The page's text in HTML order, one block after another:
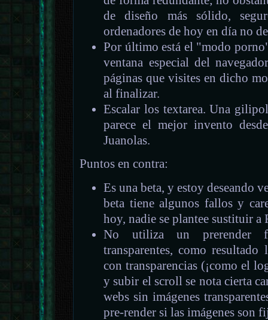
de diseño más sólido,
ordenadores de hoy en día no
Por último está el "modo
ventana especial del
páginas que visites en dicho
al finalizar.
Escalar los textarea. Una
parece el mejor invento
Juanolas.
Puntos en contra:
Es una beta, y estoy deseando
beta tiene algunos fallos y
hoy, nadie se plantee sustituir
No utiliza un prerender
transparentes, como
con transparencias (¡como el
y subir el scroll se nota cierta
webs sin imágenes
pre-render si las imágenes son